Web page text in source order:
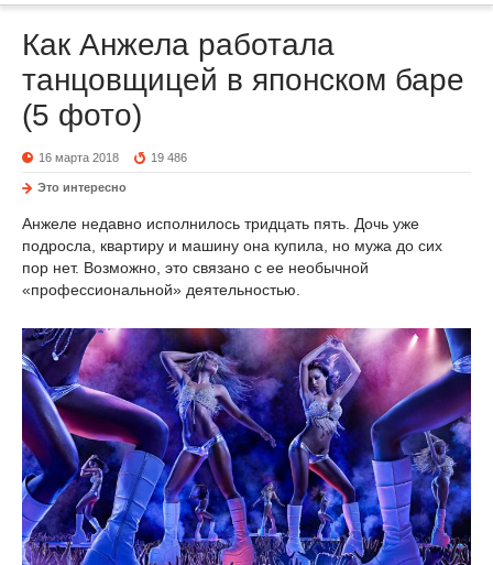
Как Анжела работала
танцовщицей в японском баре
(5 фото)
16 марта 2018 19 486
Это интересно
Анжеле недавно исполнилось тридцать пять. Дочь уже
подросла, квартиру и машину она купила, но мужа до сих
пор нет. Возможно, это связано с ее необычной
«профессиональной» деятельностью.